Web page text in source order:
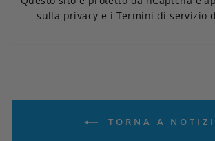
sulla privacy e i Termini di servizio
TORNA A